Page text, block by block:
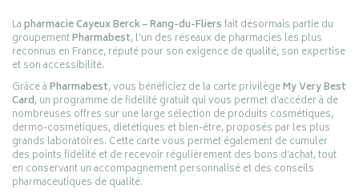
Lapharmacie Cayeux Berck – Rang-du-Fliersfait désormais partie du
groupementPharmabest, l’un des réseaux de pharmacies les plus
reconnus en France, réputé pour son exigence de qualité, son expertise
et son accessibilité.
Grâce àPharmabest, vous bénéficiez de la carte privilègeMy Very Best
Card, un programme de fidélité gratuit qui vous permet d’accéder à de
nombreuses offres sur une large sélection de produits cosmétiques,
dermo-cosmétiques, diététiques et bien-être, proposés par les plus
grands laboratoires. Cette carte vous permet également de cumuler
des points fidélité et de recevoir régulièrement des bons d’achat, tout
en conservant un accompagnement personnalisé et des conseils
pharmaceutiques de qualité.